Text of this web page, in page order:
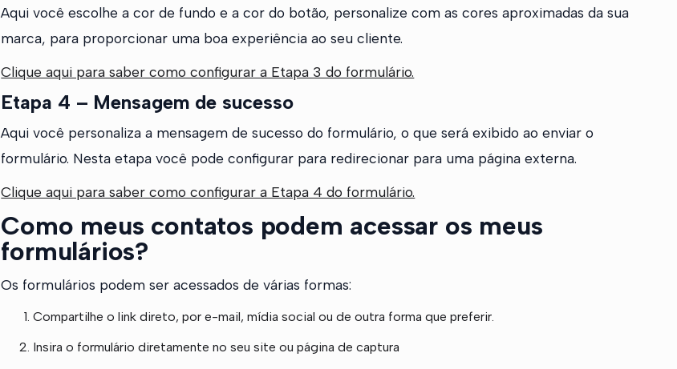
Aqui você escolhe a cor de fundo e a cor do botão, personalize com as cores aproximadas da sua
marca, para proporcionar uma boa experiência ao seu cliente.
Clique aqui para saber como configurar a Etapa 3 do formulário.
Etapa 4 – Mensagem de sucesso
Aqui você personaliza a mensagem de sucesso do formulário, o que será exibido ao enviar o
formulário. Nesta etapa você pode configurar para redirecionar para uma página externa.
Clique aqui para saber como configurar a Etapa 4 do formulário.
Como meus contatos podem acessar os meus
formulários?
Os formulários podem ser acessados de várias formas:
Compartilhe o link direto, por e-mail, mídia social ou de outra forma que preferir.
Insira o formulário diretamente no seu site ou página de captura